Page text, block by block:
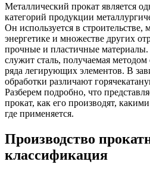
Металлический прокат является
категорий продукции
Он используется в
энергетике и множестве других
прочные и пластичные
служит сталь, получаемая методом
ряда легирующих элементов. В
обработки различают
Разберем подробно, что
прокат, как его производят,
где применяется.
Производство
классификация